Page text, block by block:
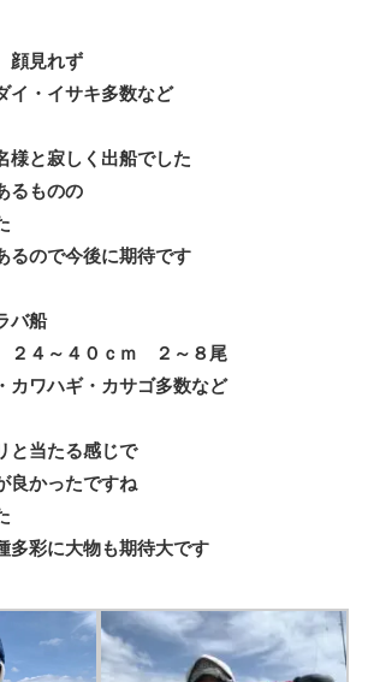
見れず
・イサキ多数など
様と寂しく出船でした
るものの
るので今後に期待です
バ船
４～４０ｃｍ ２～８尾
ワハギ・カサゴ多数など
と当たる感じで
良かったですね
多彩に大物も期待大です